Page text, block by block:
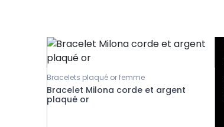
Bracelets plaqué or femme
Bracelet Milona corde et argent
plaqué or